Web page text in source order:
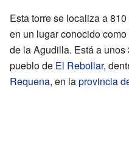
Esta torre se localiza a
en un lugar conocido
de la Agudilla. Está a
pueblo de El Rebollar,
Requena, en laprovincia